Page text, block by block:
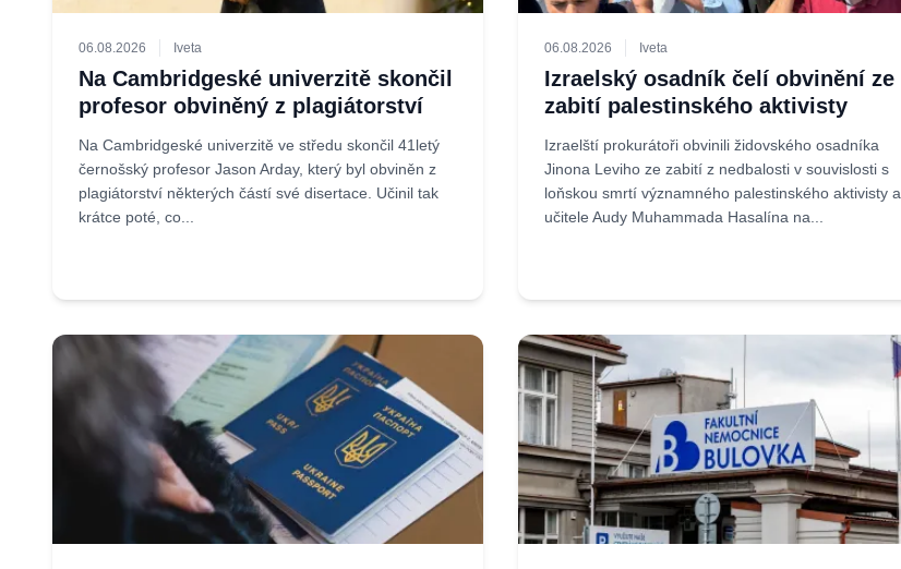
06.08.2026 Iveta
Na Cambridgeské univerzitě skončil
profesor obviněný z plagiátorství
Na Cambridgeské univerzitě ve středu skončil 41letý
černošský profesor Jason Arday, který byl obviněn z
plagiátorství některých částí své disertace. Učinil tak
krátce poté, co...
06.08.2026 Iveta
Izraelský osadník čelí obvinění ze
zabití palestinského aktivisty
Izraelští prokurátoři obvinili židovského osadníka
Jinona Leviho ze zabití z nedbalosti v souvislosti s
loňskou smrtí významného palestinského aktivisty a
učitele Audy Muhammada Hasalína na...